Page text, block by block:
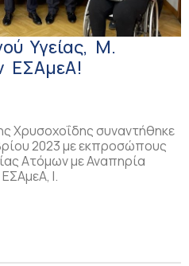
Υγείας, Μ.
ΕΣΑμεΑ!
Χρυσοχοΐδης συναντήθηκε
2023 με εκπροσώπους
Ατόμων με Αναπηρία
Ι.